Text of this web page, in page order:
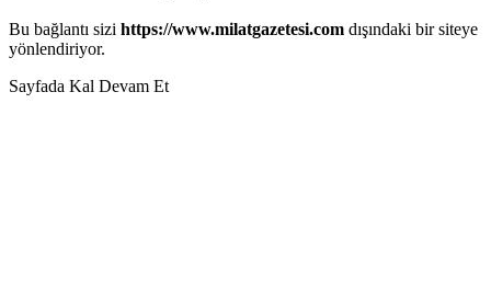
Bu bağlantı sizi https://www.milatgazetesi.com dışındaki bir siteye
yönlendiriyor.
Sayfada Kal Devam Et